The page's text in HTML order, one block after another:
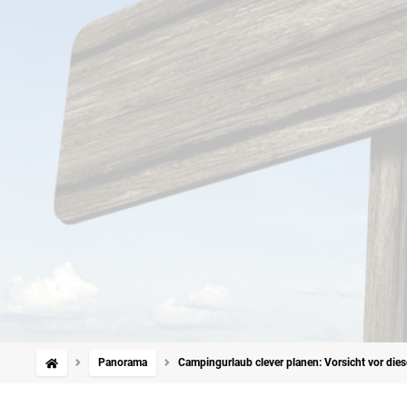
Panorama Campingurlaub clever planen: Vorsicht vor